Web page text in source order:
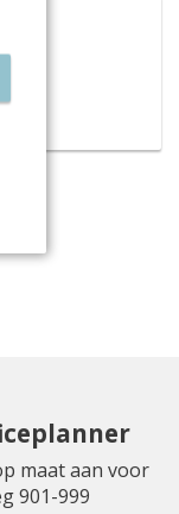
maat aan voor
901-999